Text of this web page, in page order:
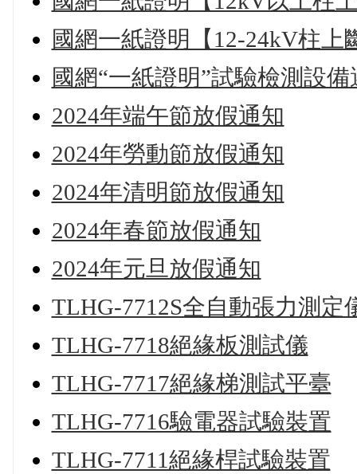
國網一紙證明【12-24kV柱上
國網“一紙證明”試驗檢測設
2024年端午節放假通知
2024年勞動節放假通知
2024年清明節放假通知
2024年春節放假通知
2024年元旦放假通知
TLHG-7712S全自動張力測定
TLHG-7718絕緣板測試儀
TLHG-7717絕緣梯測試平臺
TLHG-7716驗電器試驗裝置
TLHG-7711絕緣桿試驗裝置